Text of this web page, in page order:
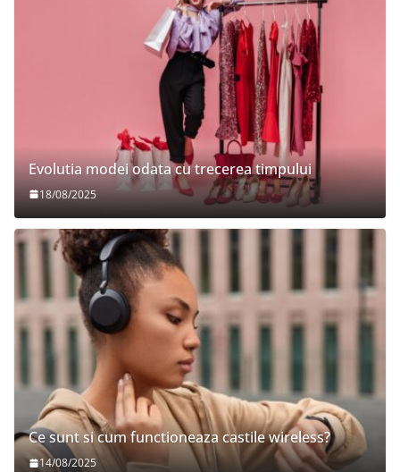
Evolutia modei odata cu trecerea timpului
18/08/2025
Ce sunt si cum functioneaza castile wireless?
14/08/2025